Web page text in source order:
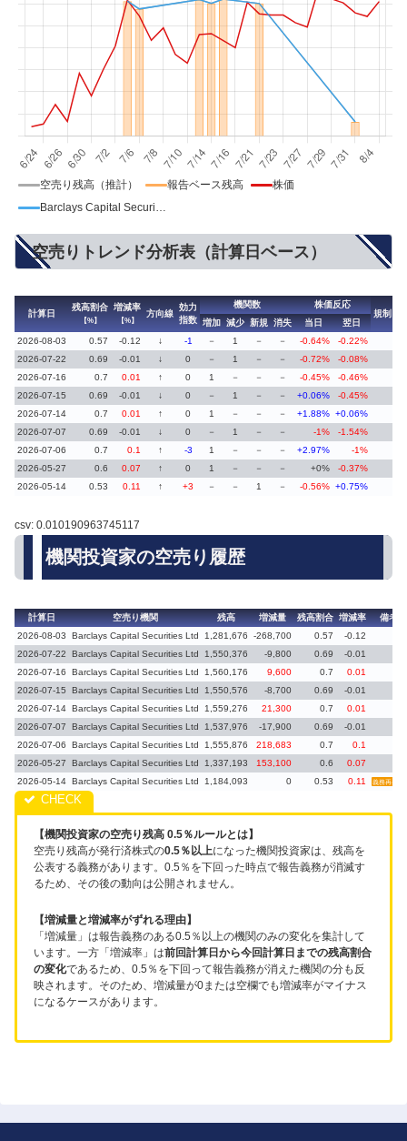
空売り残高（推計） 報告ベース残高
株価
Barclays Capital Securities Ltd
空売りトレンド分析表（計算日ベース）
計算日
残高割合
【%】
増減率
【%】
方向線
効力
指数
機関数
株価反応
規制
増加 減少 新規 消失 当日
翌日
2026-08-03
0.57 -0.12 ↓ -1 － 1 － － -0.64%
-0.22%
2026-07-22
0.69 -0.01 ↓ 0 － 1 － － -0.72%
-0.08%
2026-07-16
0.7 0.01 ↑ 0 1 － － － -0.45%
-0.46%
2026-07-15
0.69 -0.01 ↓ 0 － 1 － － +0.06%
-0.45%
2026-07-14
0.7 0.01 ↑ 0 1 － － － +1.88% +0.06%
2026-07-07
0.69 -0.01 ↓ 0 － 1 － － -1%
-1.54%
2026-07-06
0.7 0.1 ↑ -3 1 － － － +2.97%
-1%
2026-05-27
0.6 0.07 ↑ 0 1 － － － +0%
-0.37%
2026-05-14
0.53 0.11 ↑ +3 － － 1 － -0.56% +0.75%
csv: 0.010190963745117
機関投資家の空売り履歴
計算日 空売り機関 残高 増減量 残高割合 増減率
備考
2026-08-03
Barclays Capital Securities Ltd 1,281,676 -268,700 0.57
-0.12
2026-07-22
Barclays Capital Securities Ltd 1,550,376 -9,800 0.69
-0.01
2026-07-16
Barclays Capital Securities Ltd 1,560,176 9,600 0.7
0.01
2026-07-15
Barclays Capital Securities Ltd 1,550,576 -8,700 0.69
-0.01
2026-07-14 Barclays Capital Securities Ltd 1,559,276 21,300 0.7
0.01
2026-07-07
Barclays Capital Securities Ltd 1,537,976 -17,900 0.69
-0.01
2026-07-06
Barclays Capital Securities Ltd 1,555,876 218,683 0.7
0.1
2026-05-27
Barclays Capital Securities Ltd 1,337,193 153,100 0.6
0.07
2026-05-14 Barclays Capital Securities Ltd 1,184,093 0 0.53 0.11 義務再発生
【機関投資家の空売り残高 0.5％ルールとは】
空売り残高が発行済株式の0.5％以上になった機関投資家は、残高を
公表する義務があります。0.5％を下回った時点で報告義務が消滅す
るため、その後の動向は公開されません。
【増減量と増減率がずれる理由】
「増減量」は報告義務のある0.5％以上の機関のみの変化を集計して
います。一方「増減率」は前回計算日から今回計算日までの残高割合
の変化であるため、0.5％を下回って報告義務が消えた機関の分も反
映されます。そのため、増減量が0または空欄でも増減率がマイナス
になるケースがあります。